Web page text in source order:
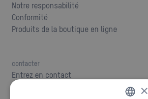
Notre responsabilité
Conformité
Produits de la boutique en ligne
contacter
Entrez en contact
×